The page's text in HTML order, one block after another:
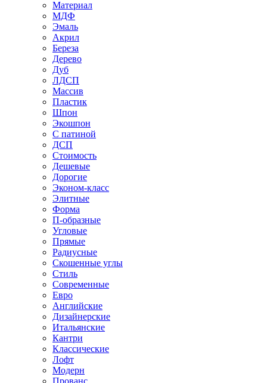
Материал
МДФ
Эмаль
Акрил
Береза
Дерево
Дуб
ЛДСП
Массив
Пластик
Шпон
Экошпон
С патиной
ДСП
Стоимость
Дешевые
Дорогие
Эконом-класс
Элитные
Форма
П-образные
Угловые
Прямые
Радиусные
Скошенные углы
Стиль
Современные
Евро
Английские
Дизайнерские
Итальянские
Кантри
Классические
Лофт
Модерн
Прованс